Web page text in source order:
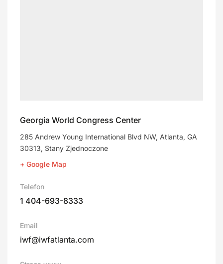
Georgia World Congress Center
285 Andrew Young International Blvd NW, Atlanta, GA
30313, Stany Zjednoczone
+ Google Map
Telefon
1 404-693-8333
Email
iwf@iwfatlanta.com